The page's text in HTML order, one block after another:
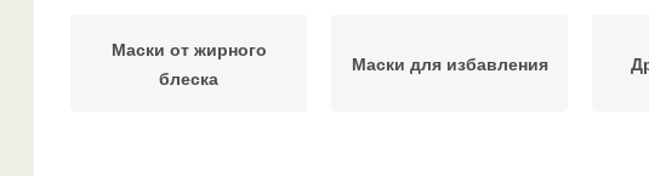
Маски от жирного
блеска
Маски для избавления